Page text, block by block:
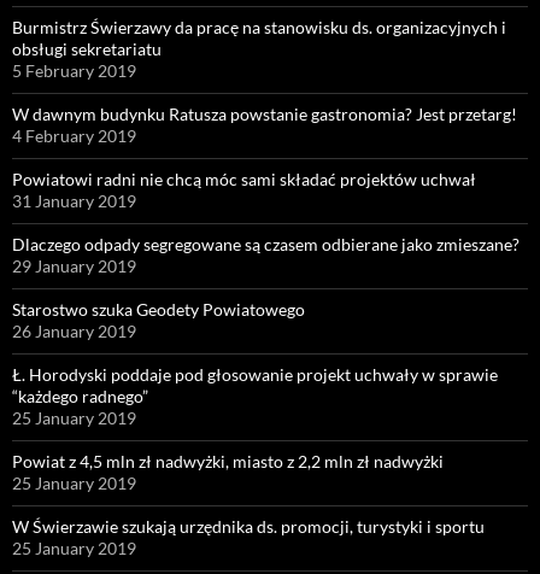
Burmistrz Świerzawy da pracę na stanowisku ds. organizacyjnych i
obsługi sekretariatu
5 February 2019
W dawnym budynku Ratusza powstanie gastronomia? Jest przetarg!
4 February 2019
Powiatowi radni nie chcą móc sami składać projektów uchwał
31 January 2019
Dlaczego odpady segregowane są czasem odbierane jako zmieszane?
29 January 2019
Starostwo szuka Geodety Powiatowego
26 January 2019
Ł. Horodyski poddaje pod głosowanie projekt uchwały w sprawie
“każdego radnego”
25 January 2019
Powiat z 4,5 mln zł nadwyżki, miasto z 2,2 mln zł nadwyżki
25 January 2019
W Świerzawie szukają urzędnika ds. promocji, turystyki i sportu
25 January 2019